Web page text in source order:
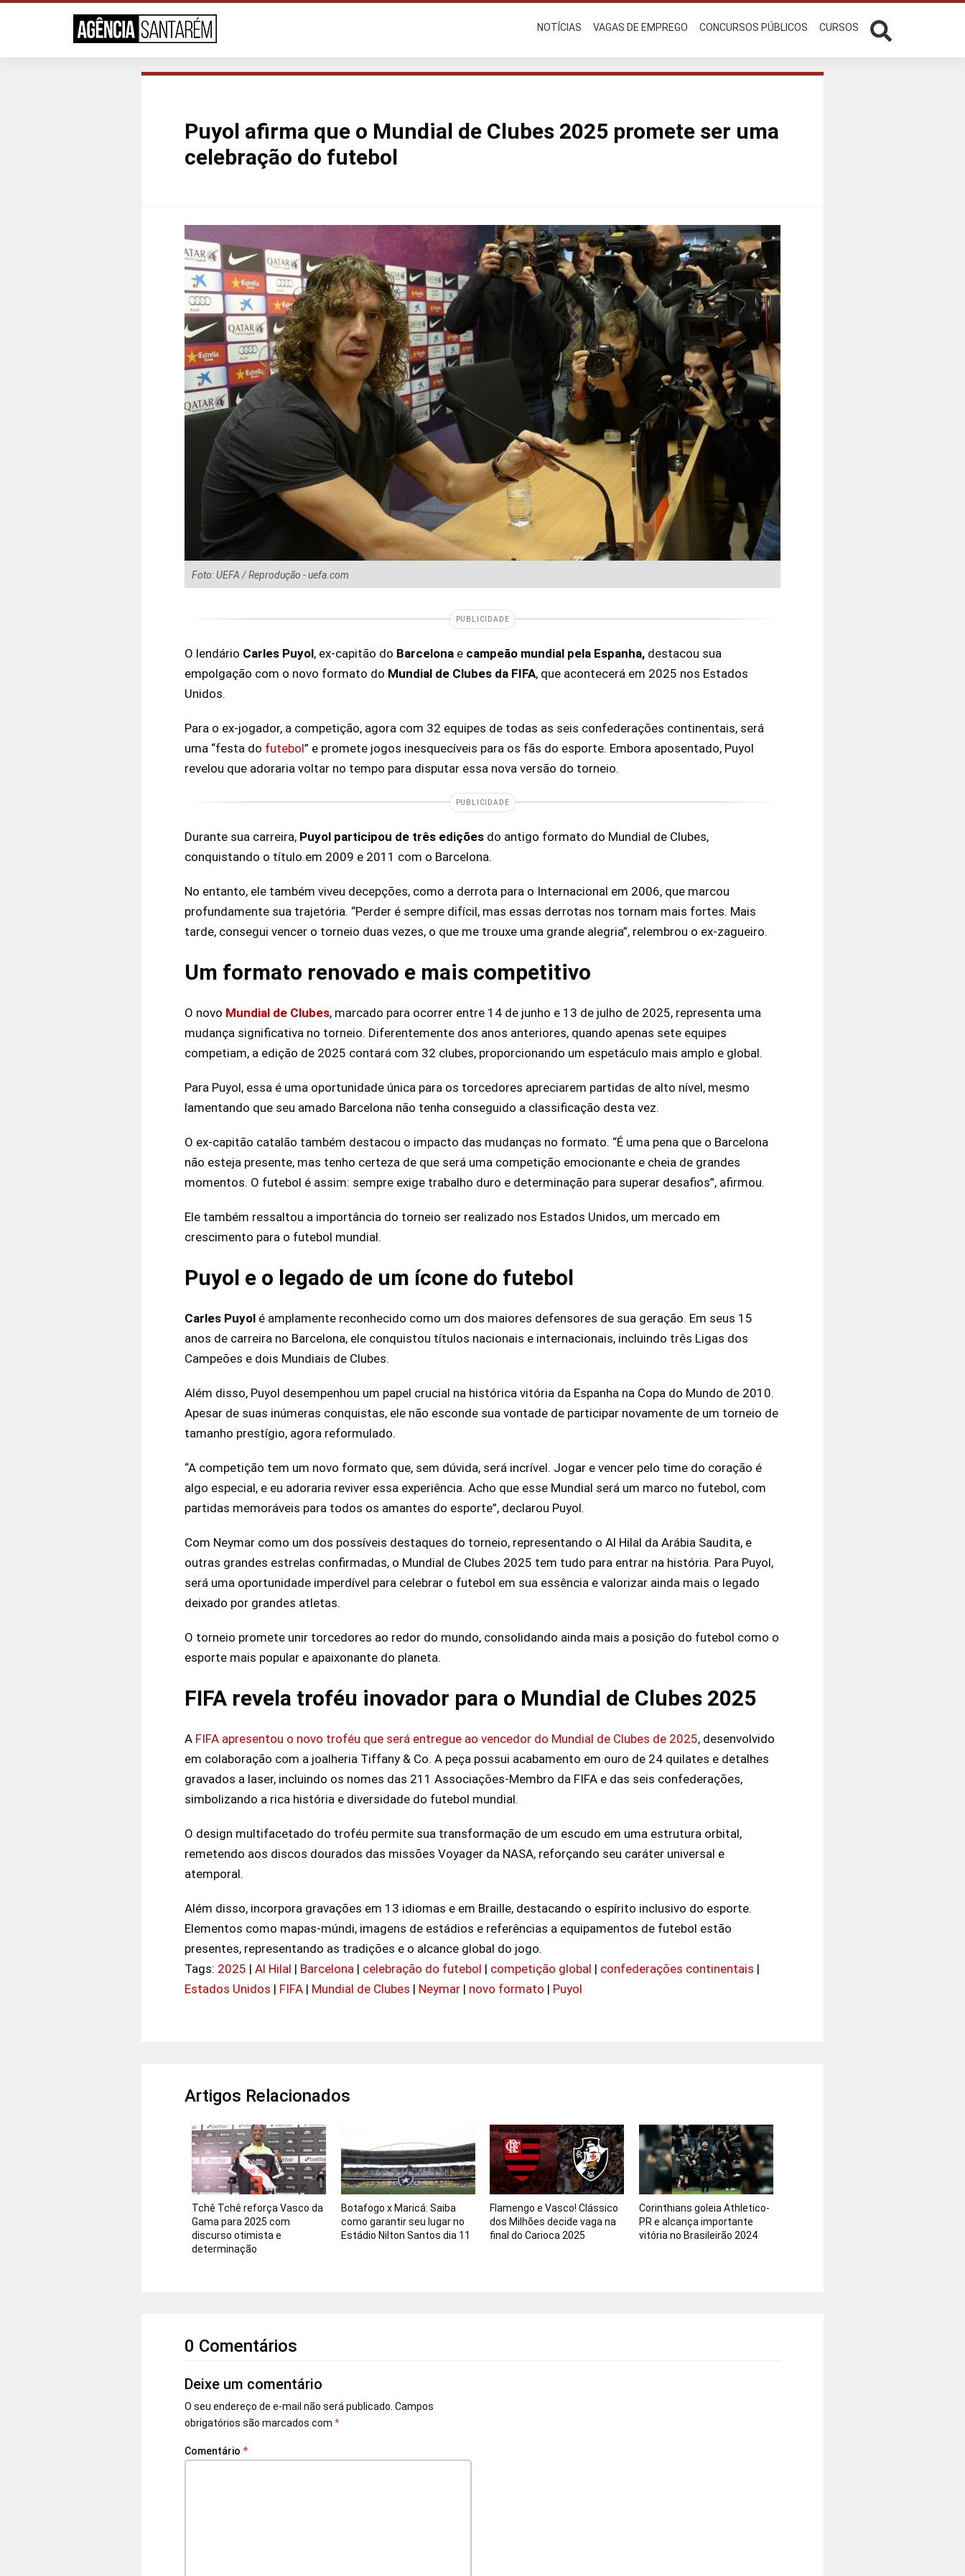
NOTÍCIAS VAGAS DE EMPREGO CONCURSOS PÚBLICOS CURSOS
Puyol afirma que o Mundial de Clubes 2025 promete ser uma
celebração do futebol
Foto: UEFA / Reprodução - uefa.com
PUBLICIDADE
O lendário Carles Puyol, ex-capitão do Barcelona e campeão mundial pela Espanha, destacou sua
empolgação com o novo formato do Mundial de Clubes da FIFA, que acontecerá em 2025 nos Estados
Unidos.
Para o ex-jogador, a competição, agora com 32 equipes de todas as seis confederações continentais, será
uma “festa do futebol” e promete jogos inesquecíveis para os fãs do esporte. Embora aposentado, Puyol
revelou que adoraria voltar no tempo para disputar essa nova versão do torneio.
PUBLICIDADE
Durante sua carreira, Puyol participou de três edições do antigo formato do Mundial de Clubes,
conquistando o título em 2009 e 2011 com o Barcelona.
No entanto, ele também viveu decepções, como a derrota para o Internacional em 2006, que marcou
profundamente sua trajetória. “Perder é sempre difícil, mas essas derrotas nos tornam mais fortes. Mais
tarde, consegui vencer o torneio duas vezes, o que me trouxe uma grande alegria”, relembrou o ex-zagueiro.
Um formato renovado e mais competitivo
O novo Mundial de Clubes, marcado para ocorrer entre 14 de junho e 13 de julho de 2025, representa uma
mudança significativa no torneio. Diferentemente dos anos anteriores, quando apenas sete equipes
competiam, a edição de 2025 contará com 32 clubes, proporcionando um espetáculo mais amplo e global.
Para Puyol, essa é uma oportunidade única para os torcedores apreciarem partidas de alto nível, mesmo
lamentando que seu amado Barcelona não tenha conseguido a classificação desta vez.
O ex-capitão catalão também destacou o impacto das mudanças no formato. “É uma pena que o Barcelona
não esteja presente, mas tenho certeza de que será uma competição emocionante e cheia de grandes
momentos. O futebol é assim: sempre exige trabalho duro e determinação para superar desafios”, afirmou.
Ele também ressaltou a importância do torneio ser realizado nos Estados Unidos, um mercado em
crescimento para o futebol mundial.
Puyol e o legado de um ícone do futebol
Carles Puyol é amplamente reconhecido como um dos maiores defensores de sua geração. Em seus 15
anos de carreira no Barcelona, ele conquistou títulos nacionais e internacionais, incluindo três Ligas dos
Campeões e dois Mundiais de Clubes.
Além disso, Puyol desempenhou um papel crucial na histórica vitória da Espanha na Copa do Mundo de 2010.
Apesar de suas inúmeras conquistas, ele não esconde sua vontade de participar novamente de um torneio de
tamanho prestígio, agora reformulado.
“A competição tem um novo formato que, sem dúvida, será incrível. Jogar e vencer pelo time do coração é
algo especial, e eu adoraria reviver essa experiência. Acho que esse Mundial será um marco no futebol, com
partidas memoráveis para todos os amantes do esporte”, declarou Puyol.
Com Neymar como um dos possíveis destaques do torneio, representando o Al Hilal da Arábia Saudita, e
outras grandes estrelas confirmadas, o Mundial de Clubes 2025 tem tudo para entrar na história. Para Puyol,
será uma oportunidade imperdível para celebrar o futebol em sua essência e valorizar ainda mais o legado
deixado por grandes atletas.
O torneio promete unir torcedores ao redor do mundo, consolidando ainda mais a posição do futebol como o
esporte mais popular e apaixonante do planeta.
FIFA revela troféu inovador para o Mundial de Clubes 2025
A FIFA apresentou o novo troféu que será entregue ao vencedor do Mundial de Clubes de 2025, desenvolvido
em colaboração com a joalheria Tiffany & Co. A peça possui acabamento em ouro de 24 quilates e detalhes
gravados a laser, incluindo os nomes das 211 Associações-Membro da FIFA e das seis confederações,
simbolizando a rica história e diversidade do futebol mundial.
O design multifacetado do troféu permite sua transformação de um escudo em uma estrutura orbital,
remetendo aos discos dourados das missões Voyager da NASA, reforçando seu caráter universal e
atemporal.
Além disso, incorpora gravações em 13 idiomas e em Braille, destacando o espírito inclusivo do esporte.
Elementos como mapas-múndi, imagens de estádios e referências a equipamentos de futebol estão
presentes, representando as tradições e o alcance global do jogo.
Tags: 2025 | Al Hilal | Barcelona | celebração do futebol | competição global | confederações continentais |
Estados Unidos | FIFA | Mundial de Clubes | Neymar | novo formato | Puyol
Artigos Relacionados
Tchê Tchê reforça Vasco da
Gama para 2025 com
discurso otimista e
determinação
Botafogo x Maricá: Saiba
como garantir seu lugar no
Estádio Nilton Santos dia 11
Flamengo e Vasco! Clássico
dos Milhões decide vaga na
final do Carioca 2025
Corinthians goleia Athletico-
PR e alcança importante
vitória no Brasileirão 2024
0 Comentários
Deixe um comentário
O seu endereço de e-mail não será publicado. Campos
obrigatórios são marcados com *
Comentário *